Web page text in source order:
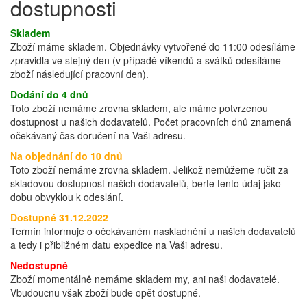
dostupnosti
Skladem
Zboží máme skladem. Objednávky vytvořené do 11:00 odesíláme
zpravidla ve stejný den (v případě víkendů a svátků odesíláme
zboží následující pracovní den).
Dodání do 4 dnů
Toto zboží nemáme zrovna skladem, ale máme potvrzenou
dostupnost u našich dodavatelů. Počet pracovních dnů znamená
očekávaný čas doručení na Vaši adresu.
Na objednání do 10 dnů
Toto zboží nemáme zrovna skladem. Jelikož nemůžeme ručit za
skladovou dostupnost našich dodavatelů, berte tento údaj jako
dobu obvyklou k odeslání.
Dostupné 31.12.2022
Termín informuje o očekávaném naskladnění u našich dodavatelů
a tedy i přibližném datu expedice na Vaši adresu.
Nedostupné
Zboží momentálně nemáme skladem my, ani naši dodavatelé.
Vbudoucnu však zboží bude opět dostupné.